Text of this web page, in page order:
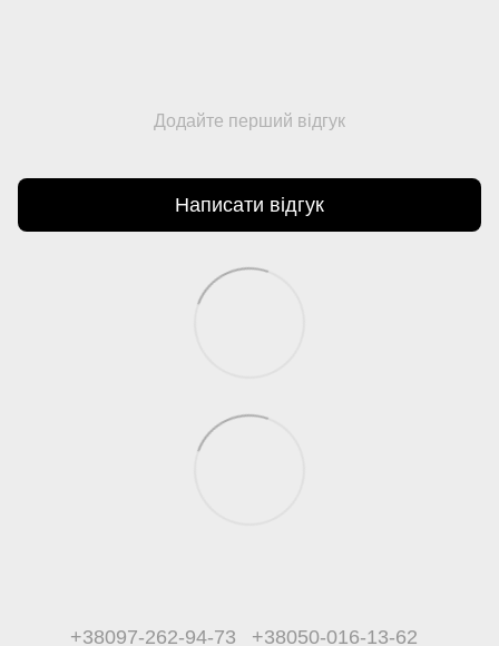
Додайте перший відгук
Написати відгук
+38097-262-94-73 +38050-016-13-62